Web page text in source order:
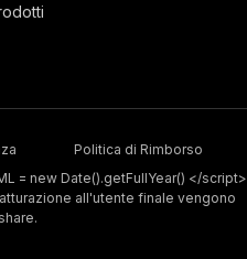
Politica di Rimborso
= new Date().getFullYear() </script>
all'utente finale vengono